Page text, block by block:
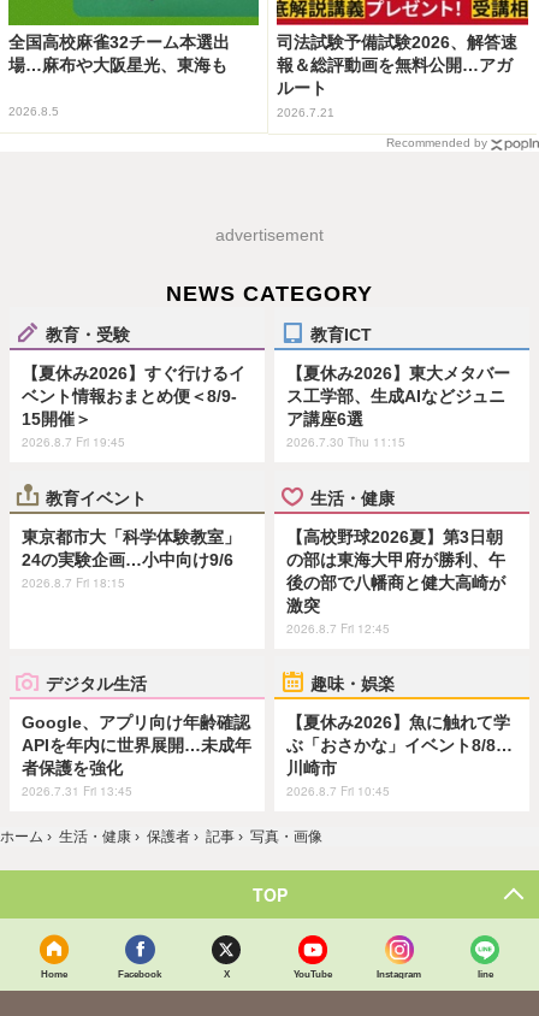
全国高校麻雀32チーム本選出
場…麻布や大阪星光、東海も
2026.8.5
司法試験予備試験2026、解答速
報＆総評動画を無料公開…アガ
ルート
2026.7.21
Recommended by
advertisement
NEWS CATEGORY
教育・受験
【夏休み2026】すぐ行けるイ
ベント情報おまとめ便＜8/9-
15開催＞
2026.8.7 Fri 19:45
教育ICT
【夏休み2026】東大メタバー
ス工学部、生成AIなどジュニ
ア講座6選
2026.7.30 Thu 11:15
教育イベント
東京都市大「科学体験教室」
24の実験企画…小中向け9/6
2026.8.7 Fri 18:15
生活・健康
【高校野球2026夏】第3日朝
の部は東海大甲府が勝利、午
後の部で八幡商と健大高崎が
激突
2026.8.7 Fri 12:45
デジタル生活
Google、アプリ向け年齢確認
APIを年内に世界展開…未成年
者保護を強化
2026.7.31 Fri 13:45
趣味・娯楽
【夏休み2026】魚に触れて学
ぶ「おさかな」イベント8/8…
川崎市
2026.8.7 Fri 10:45
ホーム › 生活・健康 › 保護者 › 記事 › 写真・画像
TOP
Home Facebook X YouTube Instagram line